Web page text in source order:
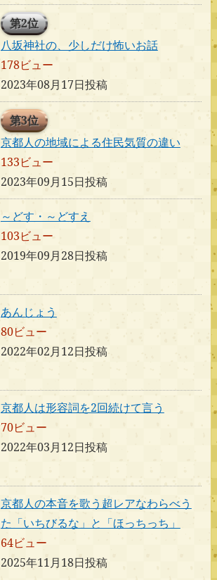
第2位
八坂神社の、少しだけ怖いお話
178ビュー
2023年08月17日投稿
第3位
京都人の地域による住民気質の違い
133ビュー
2023年09月15日投稿
～どす・～どすえ
103ビュー
2019年09月28日投稿
あんじょう
80ビュー
2022年02月12日投稿
京都人は形容詞を2回続けて言う
70ビュー
2022年03月12日投稿
京都人の本音を歌う超レアなわらべう
た「いちびるな」と「ほっちっち」
64ビュー
2025年11月18日投稿